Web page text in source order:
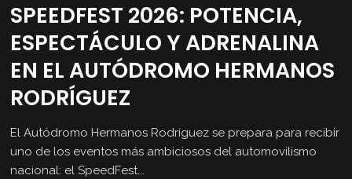
SPEEDFEST 2026: POTENCIA,
ESPECTÁCULO Y ADRENALINA
EN EL AUTÓDROMO HERMANOS
RODRÍGUEZ
El Autódromo Hermanos Rodríguez se prepara para recibir
uno de los eventos más ambiciosos del automovilismo
nacional: el SpeedFest...